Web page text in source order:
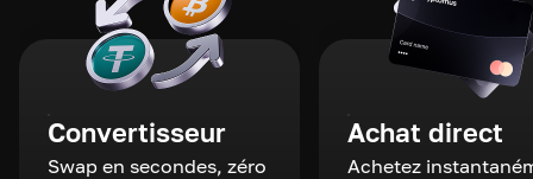
Convertisseur
Swap en secondes, zéro
Achat direct
Achetez